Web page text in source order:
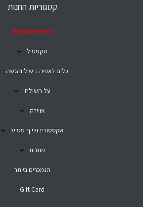
קטגוריות החנות
מתחדשים באביב
טקסטיל
כלים לאפיה בישול והגשה
על השולחן
אווירה
אקססוריז ולייף סטייל
מתנות
הנמכרים ביותר
Gift Card